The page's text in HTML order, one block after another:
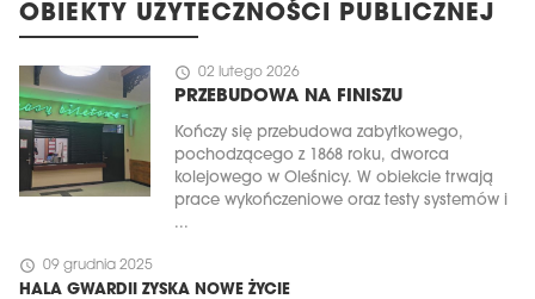
OBIEKTY UŻYTECZNOŚCI PUBLICZNEJ
schedule 02 lutego 2026
PRZEBUDOWA NA FINISZU
Kończy się przebudowa zabytkowego,
pochodzącego z 1868 roku, dworca
kolejowego w Oleśnicy. W obiekcie trwają
prace wykończeniowe oraz testy systemów i
...
schedule 09 grudnia 2025
HALA GWARDII ZYSKA NOWE ŻYCIE